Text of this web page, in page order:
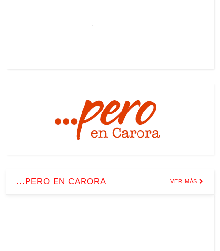
...PERO EN CARORA VER MÁS